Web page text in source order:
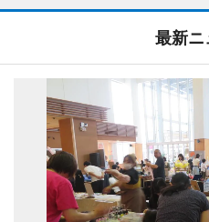
最新ニ